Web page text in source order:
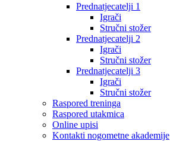
Prednatjecatelji 1
Igrači
Stručni stožer
Prednatjecatelji 2
Igrači
Stručni stožer
Prednatjecatelji 3
Igrači
Stručni stožer
Raspored treninga
Raspored utakmica
Online upisi
Kontakti nogometne akademije